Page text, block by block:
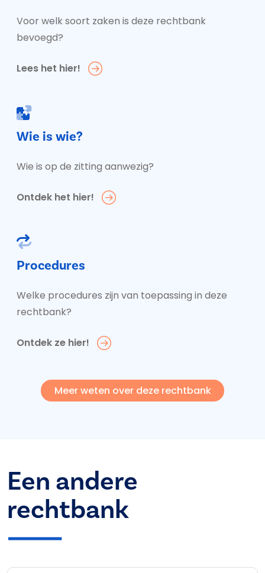
Voor welk soort zaken is deze rechtbank
bevoegd?
Lees het hier!
Wie is wie?
Wie is op de zitting aanwezig?
Ontdek het hier!
Procedures
Welke procedures zijn van toepassing in deze
rechtbank?
Ontdek ze hier!
Meer weten over deze rechtbank
Een andere
rechtbank